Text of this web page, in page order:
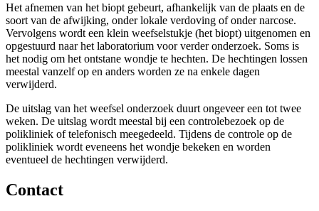
Het afnemen van het biopt gebeurt, afhankelijk van de plaats en de
soort van de afwijking, onder lokale verdoving of onder narcose.
Vervolgens wordt een klein weefselstukje (het biopt) uitgenomen en
opgestuurd naar het laboratorium voor verder onderzoek. Soms is
het nodig om het ontstane wondje te hechten. De hechtingen lossen
meestal vanzelf op en anders worden ze na enkele dagen
verwijderd.
De uitslag van het weefsel onderzoek duurt ongeveer een tot twee
weken. De uitslag wordt meestal bij een controlebezoek op de
polikliniek of telefonisch meegedeeld. Tijdens de controle op de
polikliniek wordt eveneens het wondje bekeken en worden
eventueel de hechtingen verwijderd.
Contact